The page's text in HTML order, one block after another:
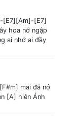
[E7][Am]-[E7]
hoa nở ngập
ai nhớ ai đầy
mai đã nở
[A] hiên Ánh